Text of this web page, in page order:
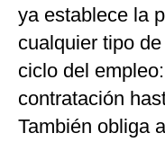
ya establece la
cualquier tipo
ciclo del
contratación
También obliga